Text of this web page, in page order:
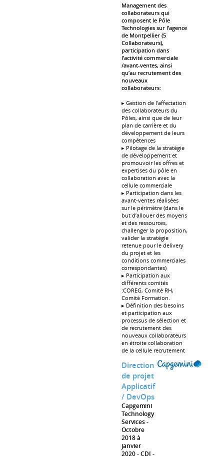
Management des
collaborateurs qui
composent le Pôle
Technologies sur l’agence
de Montpellier (5
Collaborateurs),
participation dans
l’activité commerciale
/avant-ventes, ainsi
qu’au recrutement des
nouveaux
collaborateurs:
▸ Gestion de l'affectation
des collaborateurs du
Pôles, ainsi que de leur
plan de carrière et du
développement de leurs
compétences
▸ Pilotage de la stratégie
de développement et
promouvoir les offres et
expertises du pôle en
collaboration avec la
cellule commerciale
▸ Participation dans les
avant-ventes réalisées
sur le périmètre (dans le
but d’allouer des moyens
et des ressources,
challenger la proposition,
valider la stratégie
retenue pour le delivery
du projet et les
conditions commerciales
correspondantes)
▸ Participation aux
différents comités
:COREG, Comité RH,
Comité Formation.
▸ Définition des besoins
et participation aux
processus de sélection et
de recrutement des
nouveaux collaborateurs
en étroite collaboration
de la cellule recrutement
Direction
de projet
Applicatif
/ DevOps
Capgemini
Technology
Services
Octobre
2018 à
janvier
2020 CDI